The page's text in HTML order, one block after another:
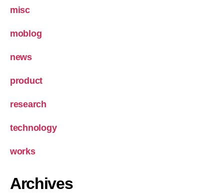
misc
moblog
news
product
research
technology
works
Archives